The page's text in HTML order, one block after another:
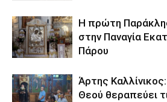
Η πρώτη
στην Παναγία
Πάρου
Άρτης
Θεού θεραπεύει